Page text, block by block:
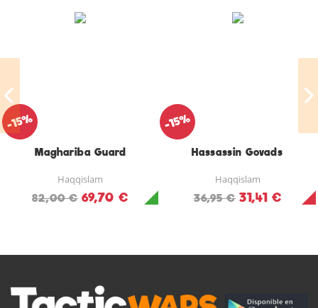
Maghariba Guard
Haqqislam
82,00 € 69,70 €
-15%
Hassassin Govads
Haqqislam
36,95 € 31,41 €
-15%